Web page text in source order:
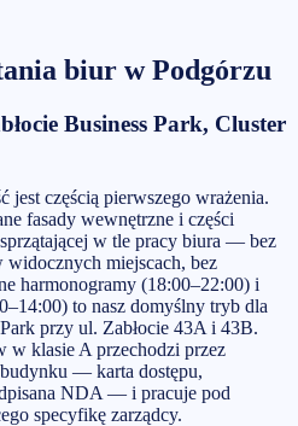
biur wPodgórzu
Business Park, Cluster
jest częścią pierwszego wrażenia.
fasady wewnętrzne i części
w tle pracy biura — bez
widocznych miejscach, bez
harmonogramy (18:00–22:00) i
to nasz domyślny tryb dla
przy ul. Zabłocie 43A i 43B.
w klasie A przechodzi przez
— karta dostępu,
NDA — i pracuje pod
specyfikę zarządcy.